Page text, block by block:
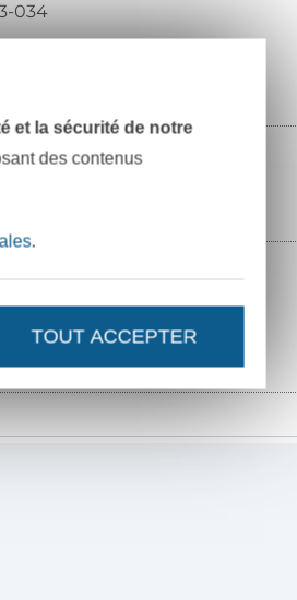
034
et la sécurité de notre
des contenus
.
TOUT ACCEPTER